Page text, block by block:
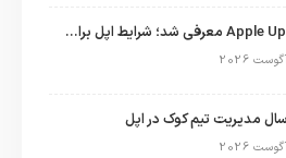
برنامه Apple Upgrade معرفی شد؛ شرایط اپل برای اجاره آیفون، آیپد، مک و اپل واچ